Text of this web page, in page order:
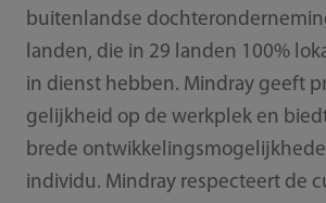
buitenlandse
landen, die in 29 landen 100%
in dienst hebben. Mindray geeft
gelijkheid op de werkplek en
brede
individu. Mindray respecteert de